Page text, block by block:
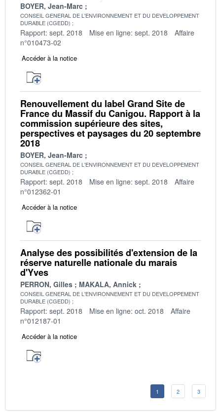
BOYER, Jean-Marc
CONSEIL GENERAL DE L'ENVIRONNEMENT ET DU DEVELOPPEMENT
DURABLE (CGEDD)
Rapport: sept. 2018 Mise en ligne: sept. 2018
Affaire
n°010473-02
Accéder à la notice
Renouvellement du label Grand Site de
France du Massif du Canigou. Rapport à la
commission supérieure des sites,
perspectives et paysages du 20 septembre
2018
BOYER, Jean-Marc
CONSEIL GENERAL DE L'ENVIRONNEMENT ET DU DEVELOPPEMENT
DURABLE (CGEDD)
Rapport: sept. 2018 Mise en ligne: sept. 2018
Affaire
n°012362-01
Accéder à la notice
Analyse des possibilités d'extension de la
réserve naturelle nationale du marais
d'Yves
PERRON, Gilles MAKALA, Annick
CONSEIL GENERAL DE L'ENVIRONNEMENT ET DU DEVELOPPEMENT
DURABLE (CGEDD)
Rapport: sept. 2018 Mise en ligne: oct. 2018
Affaire
n°012187-01
Accéder à la notice
1 2 3